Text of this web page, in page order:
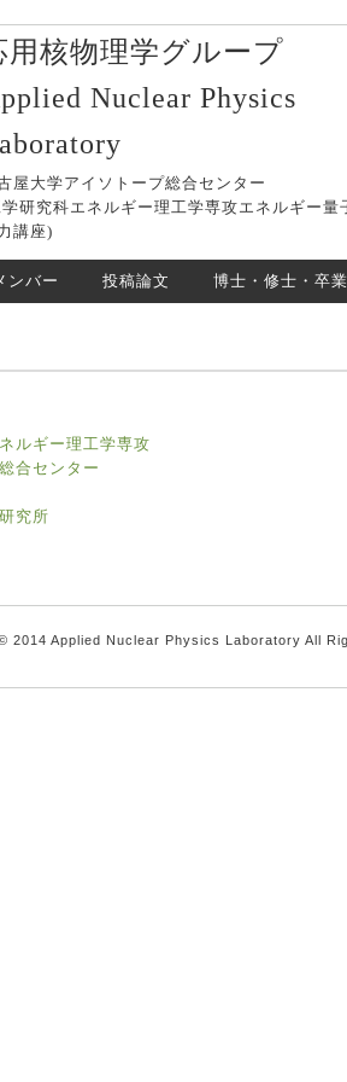
用核物理学グループ
Nuclear Physics
屋大学アイソトープ総合センター
研究科エネルギー理工学専攻エネルギー量
講座)
ンバー 投稿論文 博士・修士・卒
ルギー理工学専攻
合センター
究所
2014 Applied Nuclear Physics Laboratory All